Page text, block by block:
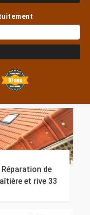
Réparation de
et rive 33